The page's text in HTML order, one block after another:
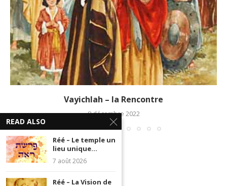
Vayichlah – la Rencontre
8 décembre 2022
READ ALSO
Réé – Le temple un
lieu unique...
7 août 2026
Réé – La Vision de